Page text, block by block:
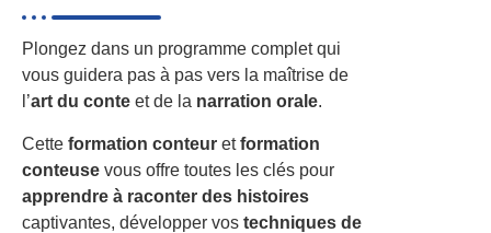
Plongez dans un programme complet qui
vous guidera pas à pas vers la maîtrise de
l’art du conte et de la narration orale.
Cette formation conteur etformation
conteuse vous offre toutes les clés pour
apprendre à raconter des histoires
captivantes, développer vos techniques de